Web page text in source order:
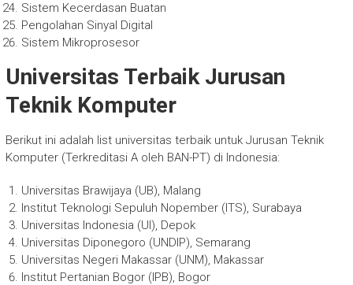
Sistem Kecerdasan Buatan
Pengolahan Sinyal Digital
Sistem Mikroprosesor
Universitas Terbaik Jurusan
Teknik Komputer
Berikut ini adalah list universitas terbaik untuk Jurusan Teknik
Komputer (Terkreditasi A oleh BAN-PT) di Indonesia:
Universitas Brawijaya (UB), Malang
Institut Teknologi Sepuluh Nopember (ITS), Surabaya
Universitas Indonesia (UI), Depok
Universitas Diponegoro (UNDIP), Semarang
Universitas Negeri Makassar (UNM), Makassar
Institut Pertanian Bogor (IPB), Bogor